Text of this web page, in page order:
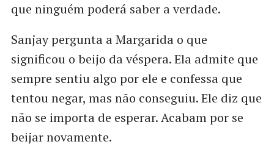
que ninguém poderá saber a verdade.
Sanjay pergunta a Margarida o que
significou o beijo da véspera. Ela admite que
sempre sentiu algo por ele e confessa que
tentou negar, mas não conseguiu. Ele diz que
não se importa de esperar. Acabam por se
beijar novamente.